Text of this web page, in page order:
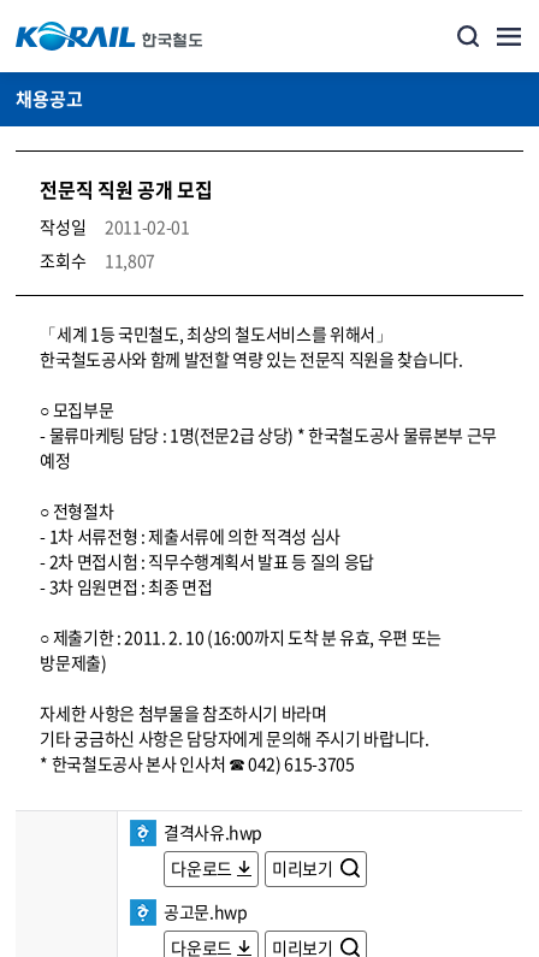
채용공고
전문직 직원 공개 모집
작성일
2011-02-01
조회수
11,807
코레일소개_경영공시_채용공고 상세보기 – 내용, 파일, 담당자 연락처로 구성
「세계 1등 국민철도, 최상의 철도서비스를 위해서」
한국철도공사와 함께 발전할 역량 있는 전문직 직원을 찾습니다.
○ 모집부문
- 물류마케팅 담당 : 1명(전문2급 상당) * 한국철도공사 물류본부 근무
예정
○ 전형절차
- 1차 서류전형 : 제출서류에 의한 적격성 심사
- 2차 면접시험 : 직무수행계획서 발표 등 질의 응답
- 3차 임원면접 : 최종 면접
○ 제출기한 : 2011. 2. 10 (16:00까지 도착 분 유효, 우편 또는
방문제출)
자세한 사항은 첨부물을 참조하시기 바라며
기타 궁금하신 사항은 담당자에게 문의해 주시기 바랍니다.
* 한국철도공사 본사 인사처 ☎ 042) 615-3705
결격사유.hwp
다운로드
미리보기
공고문.hwp
다운로드
미리보기